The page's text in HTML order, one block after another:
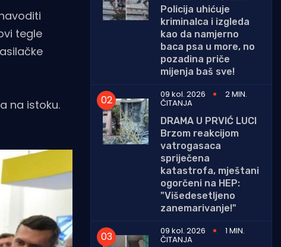
tegle
na istoku.
Policija uhićuje
kriminalca i izgleda
kao da namjerno
baca psa u more, no
pozadina priče
mijenja baš sve!
09 kol. 2026
2 MIN.
ČITANJA
DRAMA U PRVIĆ LUCI
Brzom reakcijom
vatrogasaca
spriječena
katastrofa, mještani
ogorčeni na HEP:
"Višedesetljeno
zanemarivanje!"
09 kol. 2026
1 MIN.
ČITANJA